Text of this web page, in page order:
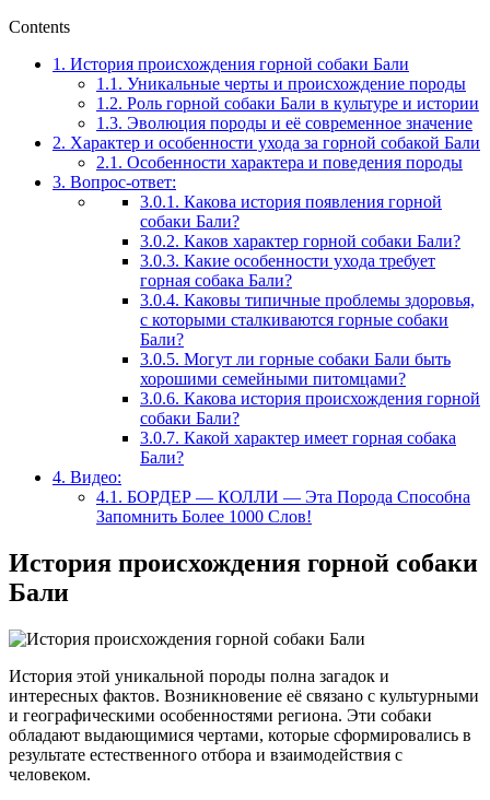
Contents
1. История происхождения горной собаки Бали
1.1. Уникальные черты и происхождение породы
1.2. Роль горной собаки Бали в культуре и истории
1.3. Эволюция породы и её современное значение
2. Характер и особенности ухода за горной собакой Бали
2.1. Особенности характера и поведения породы
3. Вопрос-ответ:
3.0.1. Какова история появления горной
собаки Бали?
3.0.2. Каков характер горной собаки Бали?
3.0.3. Какие особенности ухода требует
горная собака Бали?
3.0.4. Каковы типичные проблемы здоровья,
с которыми сталкиваются горные собаки
Бали?
3.0.5. Могут ли горные собаки Бали быть
хорошими семейными питомцами?
3.0.6. Какова история происхождения горной
собаки Бали?
3.0.7. Какой характер имеет горная собака
Бали?
4. Видео:
4.1. БОРДЕР — КОЛЛИ — Эта Порода Способна
Запомнить Более 1000 Слов!
История происхождения горной собаки
Бали
История этой уникальной породы полна загадок и
интересных фактов. Возникновение её связано с культурными
и географическими особенностями региона. Эти собаки
обладают выдающимися чертами, которые сформировались в
результате естественного отбора и взаимодействия с
человеком.